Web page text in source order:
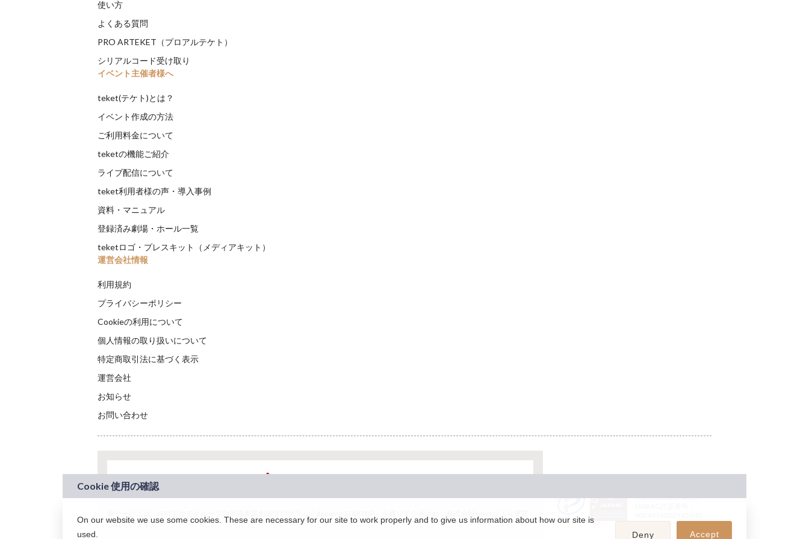
使い方
よくある質問
PRO ARTEKET（プロアルテケト）
シリアルコード受け取り
イベント主催者様へ
teket(テケト)とは？
イベント作成の方法
ご利用料金について
teketの機能ご紹介
ライブ配信について
teket利用者様の声・導入事例
資料・マニュアル
登録済み劇場・ホール一覧
teketロゴ・プレスキット（メディアキット）
運営会社情報
利用規約
プライバシーポリシー
Cookieの利用について
個人情報の取り扱いについて
特定商取引法に基づく表示
運営会社
お知らせ
お問い合わせ
されています。
9024936001Y45037
On our website we use some cookies. These are necessary for our site to work properly and to give us information about how our site is
used.
Deny Accept